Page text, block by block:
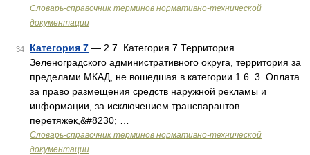
Словарь-справочник терминов нормативно-технической
документации
34 Категория 7 — 2.7. Категория 7 Территория
Зеленоградского административного округа, территория за
пределами МКАД, не вошедшая в категории 1 6. 3. Оплата
за право размещения средств наружной рекламы и
информации, за исключением транспарантов
перетяжек,&#8230; …
Словарь-справочник терминов нормативно-технической
документации